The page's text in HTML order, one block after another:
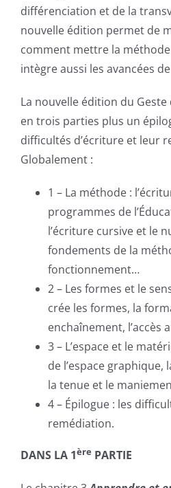
différenciation et de la
nouvelle édition permet de
comment mettre la
intègre aussi les avancées
La nouvelle édition du Geste
en trois parties plus un
difficultés d’écriture et leur
Globalement :
1 – La méthode :
programmes de
l’écriture cursive et le
fondements de la
fonctionnement…
2 – Les formes et le
crée les formes, la
enchaînement, l’accès
3 – L’espace et le
de l’espace graphique,
la tenue et le
4 – Épilogue : les
remédiation.
DANS LA 1ère PARTIE